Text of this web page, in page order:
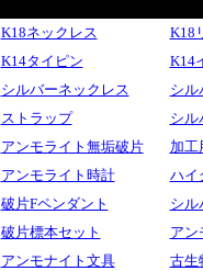
K18ネックレス
K18
K14タイピン
K14
シルバーネックレス
シル
ストラップ
シル
アンモライト無垢破片
加工
アンモライト時計
ハイ
破片Fペンダント
シル
破片標本セット
アン
アンモナイト文具
古生